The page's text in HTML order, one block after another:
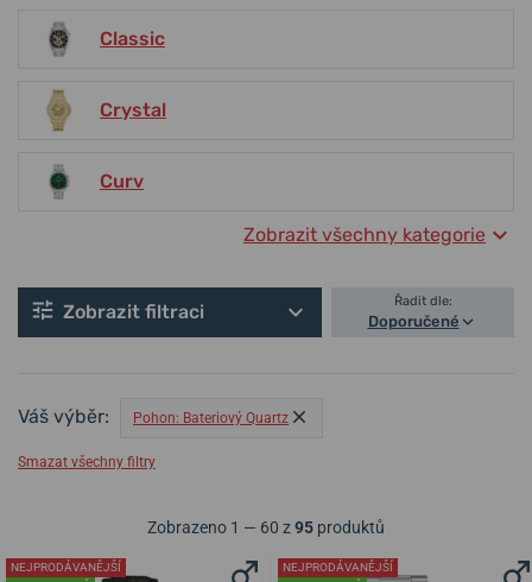
Classic
Crystal
Curv
Zobrazit všechny kategorie
Zobrazit filtraci Řadit dle:
Doporučené
Váš výběr: Pohon: Bateriový Quartz
Smazat všechny filtry
Zobrazeno 1 — 60 z95 produktů
NEJPRODÁVANĚJŠÍ
NEJPRODÁVANĚJŠÍ